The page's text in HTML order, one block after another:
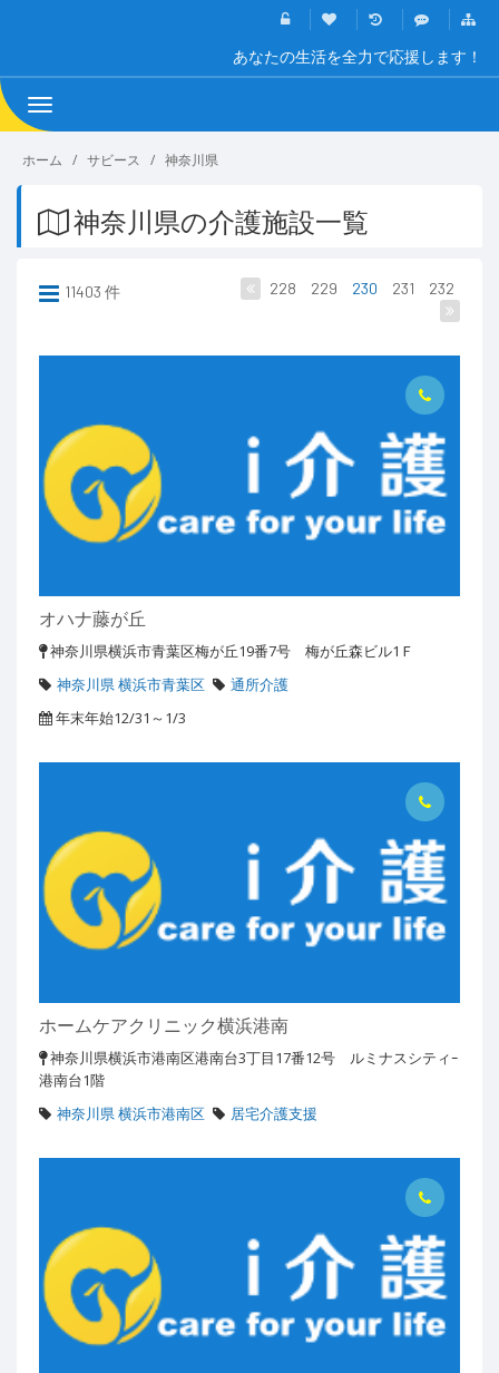
あなたの生活を全力で応援します！
Toggle
navigation
ホーム サビース 神奈川県
神奈川県の介護施設一覧
11403 件 228 229 230 231 232
オハナ藤が丘
神奈川県横浜市青葉区梅が丘19番7号 梅が丘森ビル1Ｆ
神奈川県 横浜市青葉区
通所介護
年末年始12/31～1/3
ホームケアクリニック横浜港南
神奈川県横浜市港南区港南台3丁目17番12号 ルミナスシティｰ
港南台1階
神奈川県 横浜市港南区
居宅介護支援